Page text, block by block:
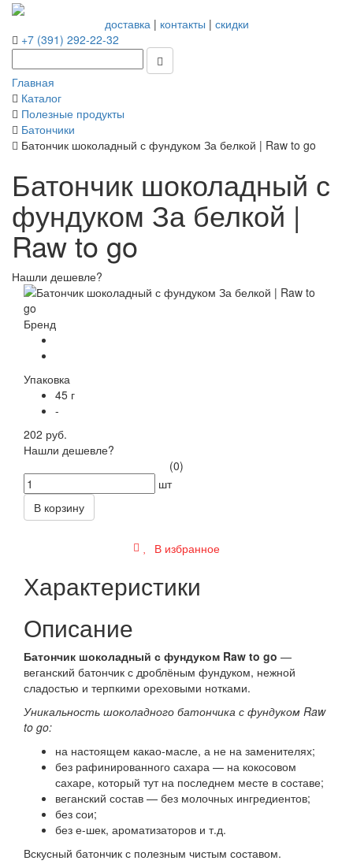
доставка| контакты | скидки
+7 (391) 292-22-32
Главная
Каталог
Полезные продукты
Батончики
Батончик шоколадный с фундуком За белкой | Raw to go
Батончик шоколадный с
фундуком За белкой |
Raw to go
Нашли дешевле?
Бренд
Упаковка
45 г
-
202 руб.
Нашли дешевле?
(0)
шт
В корзину
В избранное
Характеристики
Описание
Батончик шоколадный с фундуком Raw to go —
веганский батончик с дроблёным фундуком, нежной
сладостью и терпкими ореховыми нотками.
Уникальность шоколадного батончика с фундуком Raw
to go:
на настоящем какао-масле, а не на заменителях;
без рафинированного сахара — на кокосовом
сахаре, который тут на последнем месте в составе;
веганский состав — без молочных ингредиентов;
без сои;
без е-шек, ароматизаторов и т.д.
Вскусный батончик с полезным чистым составом.